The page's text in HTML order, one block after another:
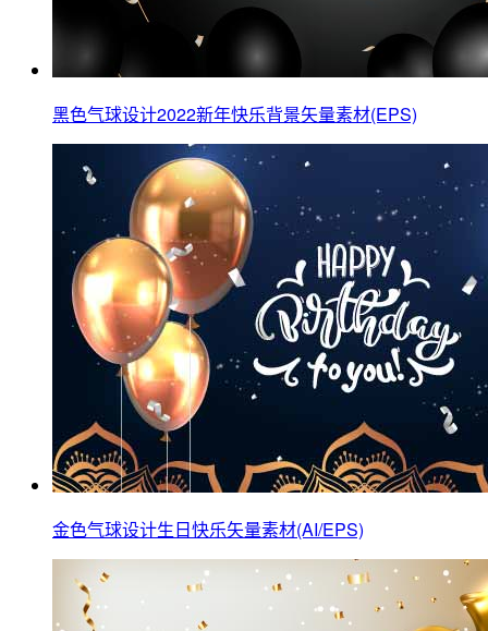
黑色气球设计2022新年快乐背景矢量素材(EPS)
金色气球设计生日快乐矢量素材(AI/EPS)